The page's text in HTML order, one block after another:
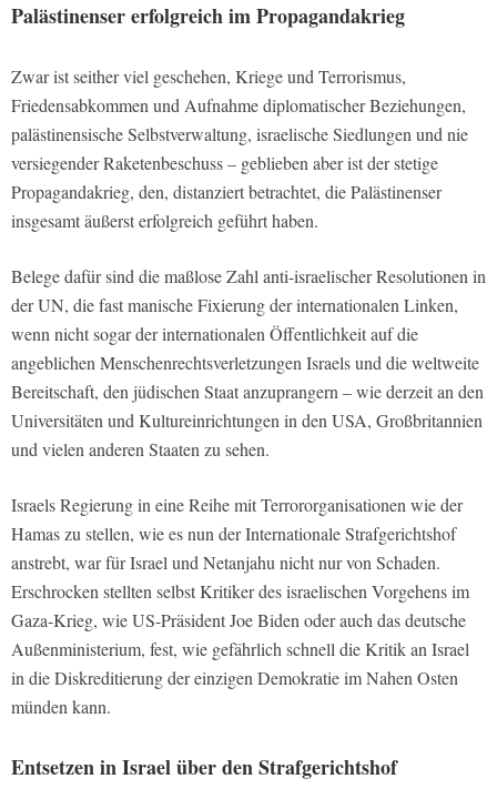
Palästinenser erfolgreich im Propagandakrieg
Zwar ist seither viel geschehen, Kriege und Terrorismus,
Friedensabkommen und Aufnahme diplomatischer Beziehungen,
palästinensische Selbstverwaltung, israelische Siedlungen und nie
versiegender Raketenbeschuss – geblieben aber ist der stetige
Propagandakrieg, den, distanziert betrachtet, die Palästinenser
insgesamt äußerst erfolgreich geführt haben.
Belege dafür sind die maßlose Zahl anti-israelischer Resolutionen in
der UN, die fast manische Fixierung der internationalen Linken,
wenn nicht sogar der internationalen Öffentlichkeit auf die
angeblichen Menschenrechtsverletzungen Israels und die weltweite
Bereitschaft, den jüdischen Staat anzuprangern – wie derzeit an den
Universitäten und Kultureinrichtungen in den USA, Großbritannien
und vielen anderen Staaten zu sehen.
Israels Regierung in eine Reihe mit Terrororganisationen wie der
Hamas zu stellen, wie es nun der Internationale Strafgerichtshof
anstrebt, war für Israel und Netanjahu nicht nur von Schaden.
Erschrocken stellten selbst Kritiker des israelischen Vorgehens im
Gaza-Krieg, wie US-Präsident Joe Biden oder auch das deutsche
Außenministerium, fest, wie gefährlich schnell die Kritik an Israel
in die Diskreditierung der einzigen Demokratie im Nahen Osten
münden kann.
Entsetzen in Israel über den Strafgerichtshof